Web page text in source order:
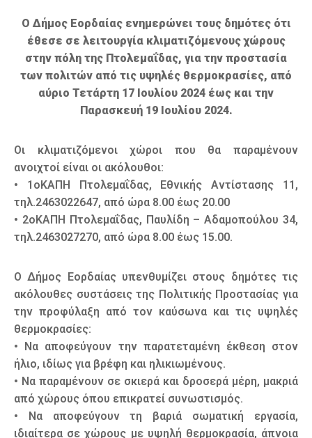
Ο Δήμος Εορδαίας ενημερώνει τους δημότες ότι
έθεσε σε λειτουργία κλιματιζόμενους χώρους
στην πόλη της Πτολεμαΐδας, για την προστασία
των πολιτών από τις υψηλές θερμοκρασίες, από
αύριο Τετάρτη 17 Ιουλίου 2024 έως και την
Παρασκευή 19 Ιουλίου 2024.
Οι κλιματιζόμενοι χώροι που θα παραμένουν
ανοιχτοί είναι οι ακόλουθοι:
• 1οΚΑΠΗ Πτολεμαΐδας, Εθνικής Αντίστασης 11,
τηλ.2463022647, από ώρα 8.00 έως 20.00
• 2οΚΑΠΗ Πτολεμαΐδας, Παυλίδη – Αδαμοπούλου 34,
τηλ.2463027270, από ώρα 8.00 έως 15.00.
Ο Δήμος Εορδαίας υπενθυμίζει στους δημότες τις
ακόλουθες συστάσεις της Πολιτικής Προστασίας για
την προφύλαξη από τον καύσωνα και τις υψηλές
θερμοκρασίες:
• Να αποφεύγουν την παρατεταμένη έκθεση στον
ήλιο, ιδίως για βρέφη και ηλικιωμένους.
• Να παραμένουν σε σκιερά και δροσερά μέρη, μακριά
από χώρους όπου επικρατεί συνωστισμός.
• Να αποφεύγουν τη βαριά σωματική εργασία,
ιδιαίτερα σε χώρους με υψηλή θερμοκρασία, άπνοια